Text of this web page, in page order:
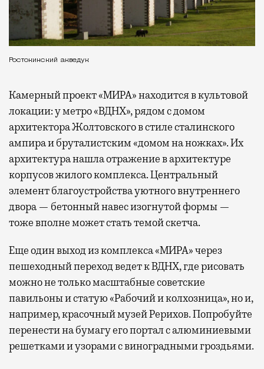
Ростокинский акведук
Камерный проект «МИРА» находится в культовой
локации: у метро «ВДНХ», рядом с домом
архитектора Жолтовского в стиле сталинского
ампира и бруталистским «домом на ножках». Их
архитектура нашла отражение в архитектуре
корпусов жилого комплекса. Центральный
элемент благоустройства уютного внутреннего
двора — бетонный навес изогнутой формы —
тоже вполне может стать темой скетча.
Еще один выход из комплекса «МИРА» через
пешеходный переход ведет к ВДНХ, где рисовать
можно не только масштабные советские
павильоны и статую «Рабочий и колхозница», но и,
например, красочный музей Рерихов. Попробуйте
перенести на бумагу его портал с алюминиевыми
решетками и узорами с виноградными гроздьями.